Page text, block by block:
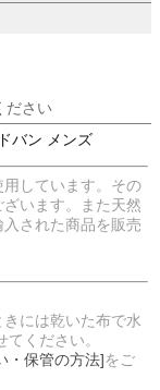
ださい
バン メンズ
しています。その
います。また天然
された商品を販売
には乾いた布で水
ください。
・保管の方法]をご